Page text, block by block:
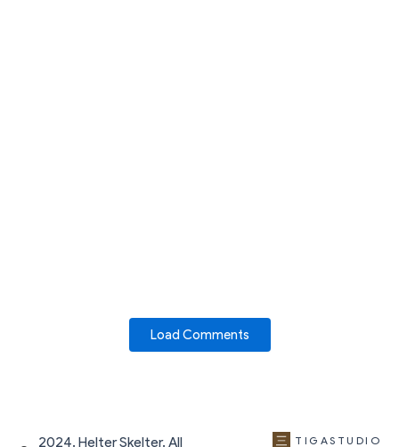
Load Comments
2024. Helter Skelter. All TIGASTUDIO